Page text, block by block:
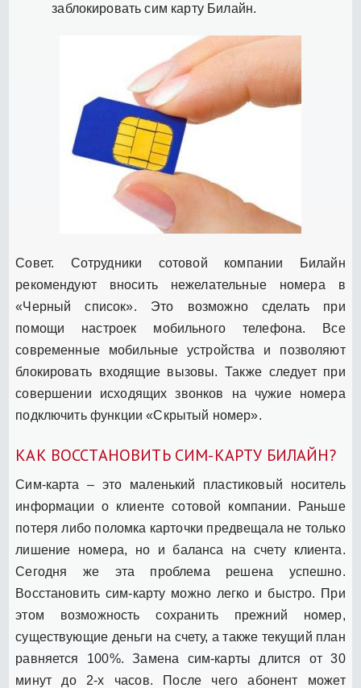
заблокировать сим карту Билайн.
Совет. Сотрудники сотовой компании Билайн
рекомендуют вносить нежелательные номера в
«Черный список». Это возможно сделать при
помощи настроек мобильного телефона. Все
современные мобильные устройства и позволяют
блокировать входящие вызовы. Также следует при
совершении исходящих звонков на чужие номера
подключить функции «Скрытый номер».
КАК ВОССТАНОВИТЬ СИМ-КАРТУ БИЛАЙН?
Сим-карта – это маленький пластиковый носитель
информации о клиенте сотовой компании. Раньше
потеря либо поломка карточки предвещала не только
лишение номера, но и баланса на счету клиента.
Сегодня же эта проблема решена успешно.
Восстановить сим-карту можно легко и быстро. При
этом возможность сохранить прежний номер,
существующие деньги на счету, а также текущий план
равняется 100%. Замена сим-карты длится от 30
минут до 2-х часов. После чего абонент может